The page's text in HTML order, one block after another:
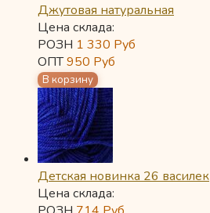
Джутовая натуральная
Цена склада:
РОЗН 1 330 Руб
ОПТ950 Руб
Детская новинка 26 василек
Цена склада: